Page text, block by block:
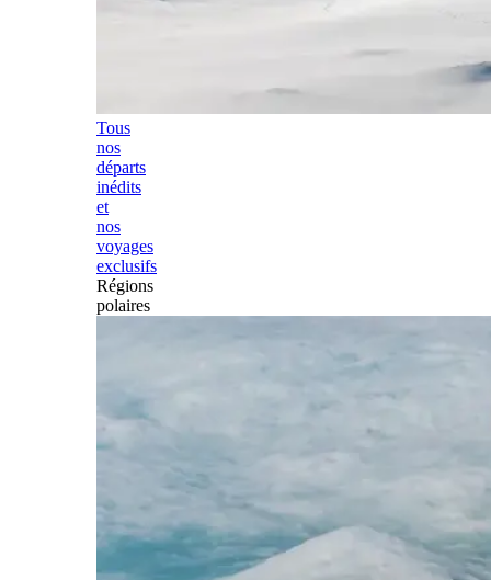
Tous
nos
départs
inédits
et
nos
voyages
exclusifs
Régions
polaires